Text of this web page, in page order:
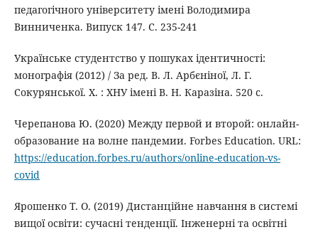
педагогічного університету імені Володимира
Винниченка. Випуск 147. С. 235-241
Українське студентство у пошуках ідентичності:
монографія (2012) / За ред. В. Л. Арбєніної, Л. Г.
Сокурянської. Х. : ХНУ імені В. Н. Каразіна. 520 с.
Черепанова Ю. (2020) Между первой и второй: онлайн-
образование на волне пандемии. Forbes Education. URL:
https://education.forbes.ru/authors/online-education-vs-
covid
Ярошенко Т. О. (2019) Дистанційне навчання в системі
вищої освіти: сучасні тенденції. Інженерні та освітні